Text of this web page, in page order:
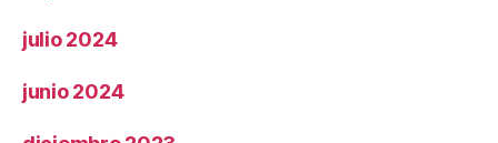
julio 2024
junio 2024